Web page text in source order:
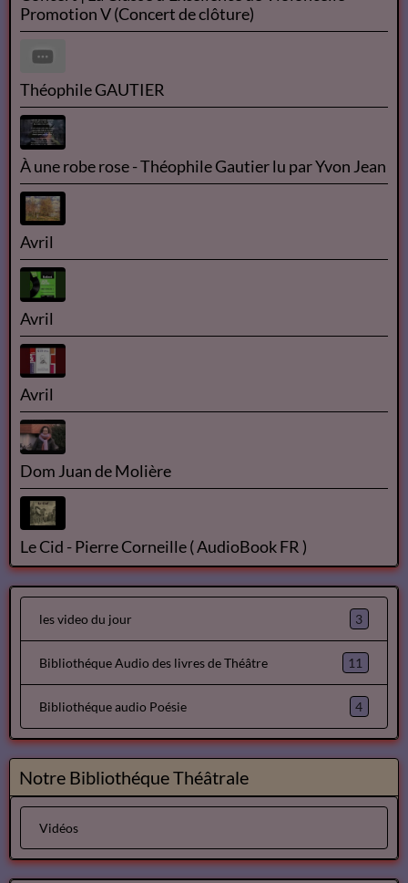
Florian Pons - Classe d'Excellence - Kol Nidrei Bruch
2018 ISANGYUN COMPETITION 1st ROUND -
Florian Pons
Concert | La Classe d'Excellence de Violoncelle -
Promotion V (Concert de clôture)
Théophile GAUTIER
À une robe rose - Théophile Gautier lu par Yvon Jean
Avril
Avril
Avril
Le Cid - Pierre Corneille ( AudioBook FR )
les video du jour 3